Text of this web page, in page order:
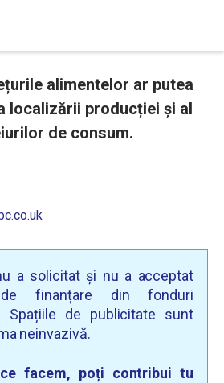
alimentelor ar putea
localizării producției și al
de consum.
a solicitat și nu a acceptat
finanțare din fonduri
Spațiile de publicitate sunt
neinvazivă.
facem, poți contribui tu